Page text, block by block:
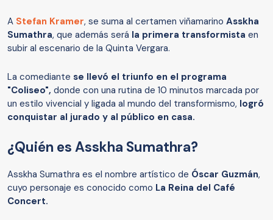
A Stefan Kramer, se suma al certamen viñamarino Asskha
Sumathra, que además será la primera transformista en
subir al escenario de la Quinta Vergara.
La comediante se llevó el triunfo en el programa
"Coliseo", donde con una rutina de 10 minutos marcada por
un estilo vivencial y ligada al mundo del transformismo, logró
conquistar al jurado y al público en casa.
¿Quién es Asskha Sumathra?
Asskha Sumathra es el nombre artístico de Óscar Guzmán,
cuyo personaje es conocido como La Reina del Café
Concert.